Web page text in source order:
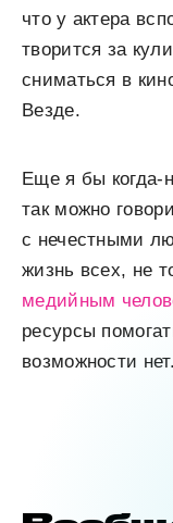
что у актера
творится за
сниматься в
Везде.
Еще я бы когда-
так можно
с нечестными
жизнь всех, не
медийным
ресурсы
возможности нет.